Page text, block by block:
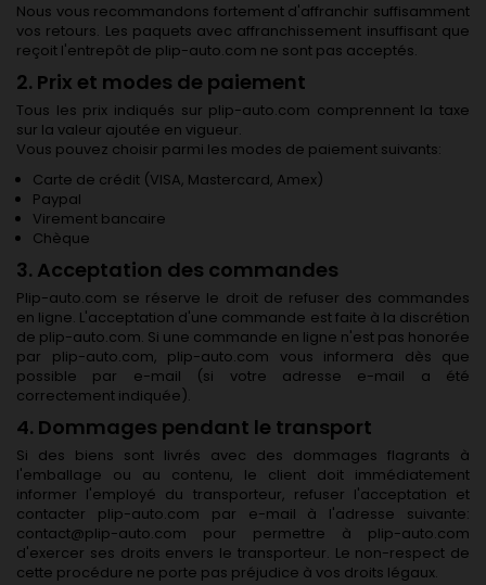
Nous vous recommandons fortement d'affranchir suffisamment
vos retours. Les paquets avec affranchissement insuffisant que
reçoit l'entrepôt de plip-auto.com ne sont pas acceptés.
2. Prix et modes de paiement
Tous les prix indiqués sur plip-auto.com comprennent la taxe
sur la valeur ajoutée en vigueur.
Vous pouvez choisir parmi les modes de paiement suivants:
Carte de crédit (VISA, Mastercard, Amex)
Paypal
Virement bancaire
Chèque
3. Acceptation des commandes
Plip-auto.com se réserve le droit de refuser des commandes
en ligne. L'acceptation d'une commande est faite à la discrétion
de plip-auto.com. Si une commande en ligne n'est pas honorée
par plip-auto.com, plip-auto.com vous informera dès que
possible par e-mail (si votre adresse e-mail a été
correctement indiquée).
4. Dommages pendant le transport
Si des biens sont livrés avec des dommages flagrants à
l'emballage ou au contenu, le client doit immédiatement
informer l'employé du transporteur, refuser l'acceptation et
contacter plip-auto.com par e-mail à l'adresse suivante:
contact@plip-auto.com pour permettre à plip-auto.com
d'exercer ses droits envers le transporteur. Le non-respect de
cette procédure ne porte pas préjudice à vos droits légaux.